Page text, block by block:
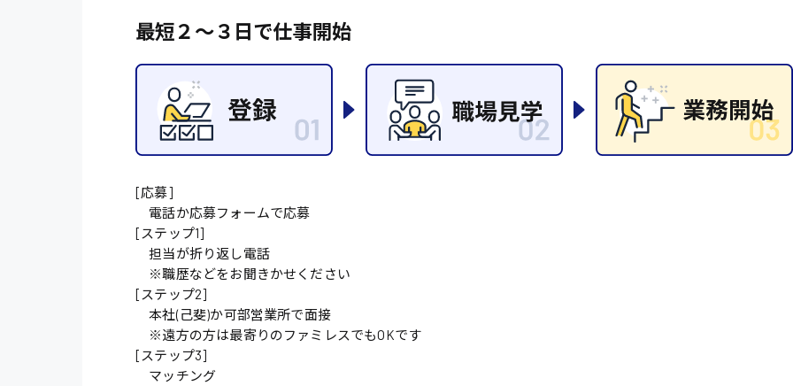
接客
その他の専門職
施設管理・整備 施工管理
最短２〜３日で仕事開始
[応募]
電話か応募フォームで応募
[ステップ1]
担当が折り返し電話
※職歴などをお聞きかせください
[ステップ2]
本社(己斐)か可部営業所で面接
※遠方の方は最寄りのファミレスでもOKです
[ステップ3]
マッチング